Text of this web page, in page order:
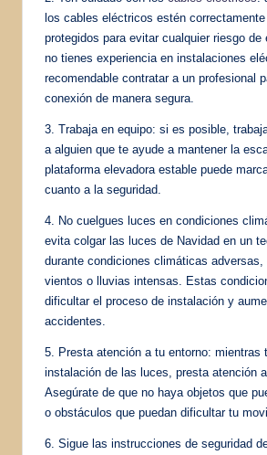
los cables eléctricos estén
protegidos para evitar cualquier riesgo de
no tienes experiencia en instalaciones
recomendable contratar a un profesional
conexión de manera segura.
3. Trabaja en equipo: si es posible,
a alguien que te ayude a mantener la
plataforma elevadora estable puede
cuanto a la seguridad.
4. No cuelgues luces en condiciones
evita colgar las luces de Navidad en un
durante condiciones climáticas adversas,
vientos o lluvias intensas. Estas
dificultar el proceso de instalación y
accidentes.
5. Presta atención a tu entorno: mientras
instalación de las luces, presta atención a
Asegúrate de que no haya objetos que
o obstáculos que puedan dificultar tu
6. Sigue las instrucciones de seguridad